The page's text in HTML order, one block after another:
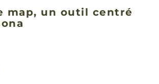
map, un outil centré